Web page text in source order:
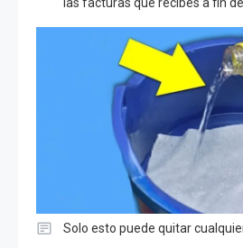
Solo esto puede quitar